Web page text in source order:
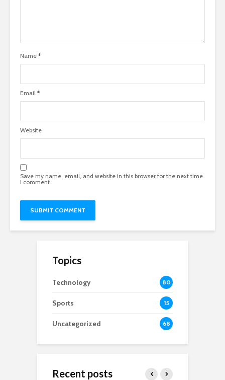
Name *
Email *
Website
Save my name, email, and website in this browser for the next time
I comment.
Topics
Technology 80
Sports 15
Uncategorized 68
Recent posts